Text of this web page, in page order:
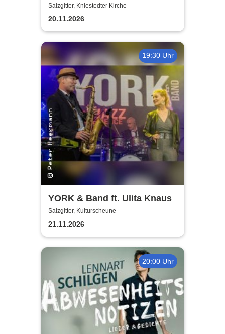
Witches, Queens & Heroines
Salzgitter, Kniestedter Kirche
20.11.2026
19:30 Uhr
YORK & Band ft. Ulita Knaus
Salzgitter, Kulturscheune
21.11.2026
20:00 Uhr